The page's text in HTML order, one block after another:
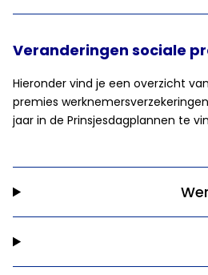
Veranderingen sociale
Hieronder vind je een overzicht
premies
jaar in de Prinsjesdagplannen te